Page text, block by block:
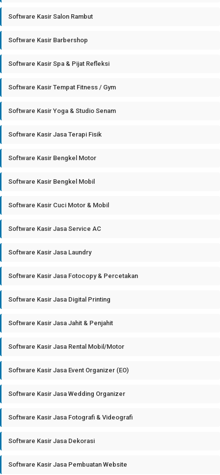
Software Kasir Salon Rambut
Software Kasir Barbershop
Software Kasir Spa & Pijat Refleksi
Software Kasir Tempat Fitness / Gym
Software Kasir Yoga & Studio Senam
Software Kasir Jasa Terapi Fisik
Software Kasir Bengkel Motor
Software Kasir Bengkel Mobil
Software Kasir Cuci Motor & Mobil
Software Kasir Jasa Service AC
Software Kasir Jasa Laundry
Software Kasir Jasa Fotocopy & Percetakan
Software Kasir Jasa Digital Printing
Software Kasir Jasa Jahit & Penjahit
Software Kasir Jasa Rental Mobil/Motor
Software Kasir Jasa Event Organizer (EO)
Software Kasir Jasa Wedding Organizer
Software Kasir Jasa Fotografi & Videografi
Software Kasir Jasa Dekorasi
Software Kasir Jasa Pembuatan Website